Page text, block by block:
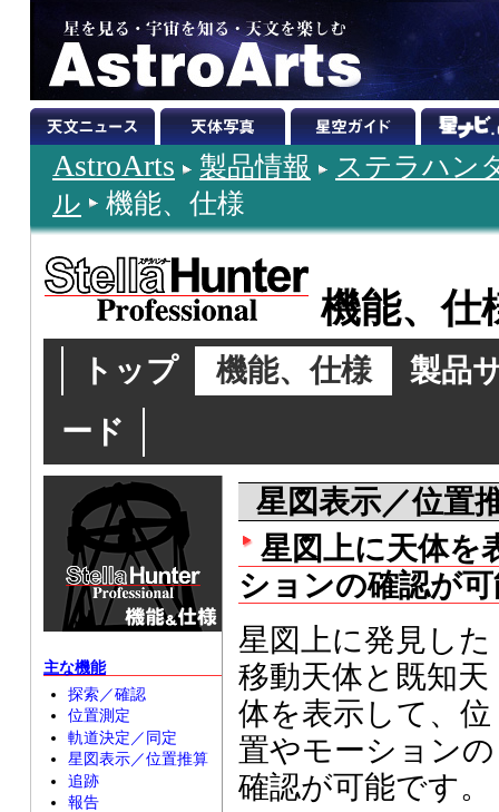
AstroArts 製品情報
ステラハン
ル
機能、仕様
機能、仕
トップ 機能、仕様
製品
ード
主な機能
探索／確認
位置測定
軌道決定／同定
星図表示／位置推算
追跡
報告
星図表示／位置
星図上に天体を
ションの確認が
星図上に発見した
移動天体と既知天
体を表示して、位
置やモーションの
確認が可能です。